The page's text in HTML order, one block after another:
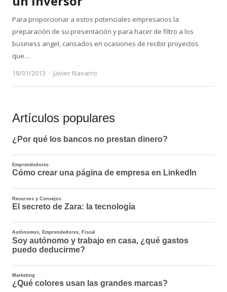
Para proporcionar a estos potenciales empresarios la
preparación de su presentación y para hacer de filtro a los
business angel, cansados en ocasiones de recibir proyectos
que…
18/01/2013
Author
Javier Navarro
Artículos populares